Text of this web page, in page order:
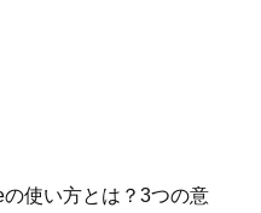
使い方とは？3つの意